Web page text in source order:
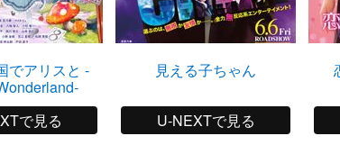
でアリスと -
で見る
見える子ちゃん
U-NEXTで見る